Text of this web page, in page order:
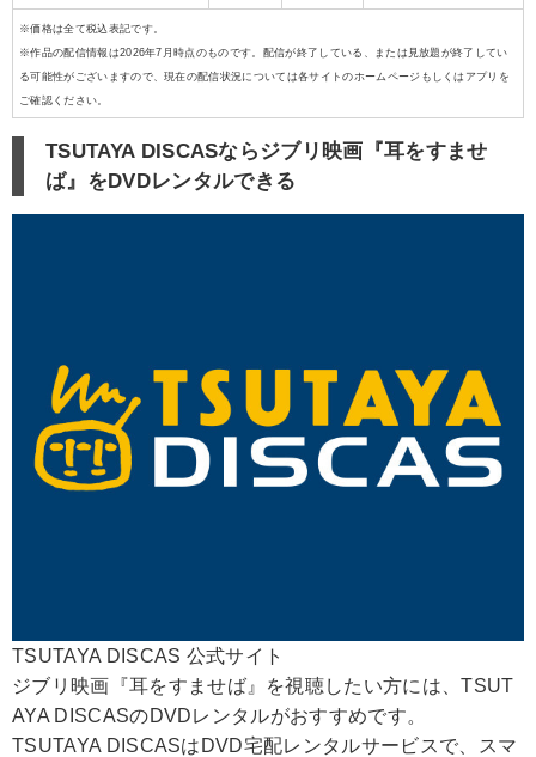
※価格は全て税込表記です。
※作品の配信情報は2026年7月時点のものです。配信が終了している、または見放題が終了してい
る可能性がございますので、現在の配信状況については各サイトのホームページもしくはアプリを
ご確認ください。
TSUTAYA DISCASならジブリ映画『耳をすませ
ば』をDVDレンタルできる
TSUTAYA DISCAS 公式サイト
ジブリ映画『耳をすませば』を視聴したい方には、TSUT
AYA DISCASのDVDレンタルがおすすめです。
TSUTAYA DISCASはDVD宅配レンタルサービスで、スマ